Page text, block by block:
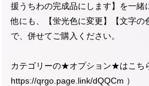
援うちわの完成品にします】を一緒
他にも、【蛍光色に変更】【文字の
で、併せてご購入ください。
カテゴリーの★オプション★はこち
https://qrgo.page.link/dQQCm ）